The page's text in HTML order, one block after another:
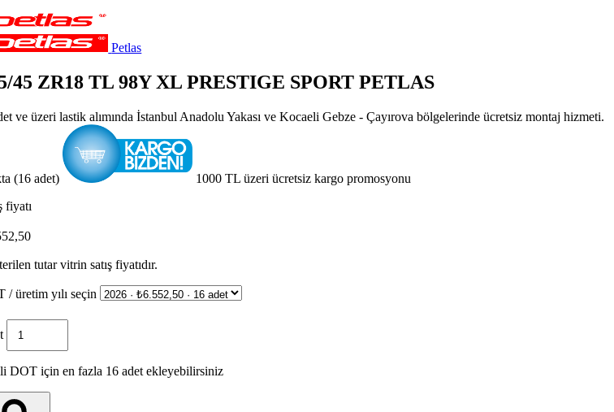
Petlas
45 ZR18 TL 98Y XL PRESTIGE SPORT PETLAS
ve üzeri lastik alımında İstanbul Anadolu Yakası ve Kocaeli Gebze - Çayırova bölgelerinde ücretsiz montaj hizmeti.
(16 adet)
1000 TL üzeri ücretsiz kargo promosyonu
fiyatı
tutar vitrin satış fiyatıdır.
/ üretim yılı seçin
DOT için en fazla 16 adet ekleyebilirsiniz